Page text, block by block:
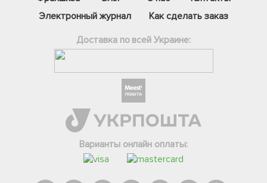
Электронный журнал
Как сделать заказ
Доставка по всей Украине:
Варианты онлайн оплаты:
Телеграм
Вайбер